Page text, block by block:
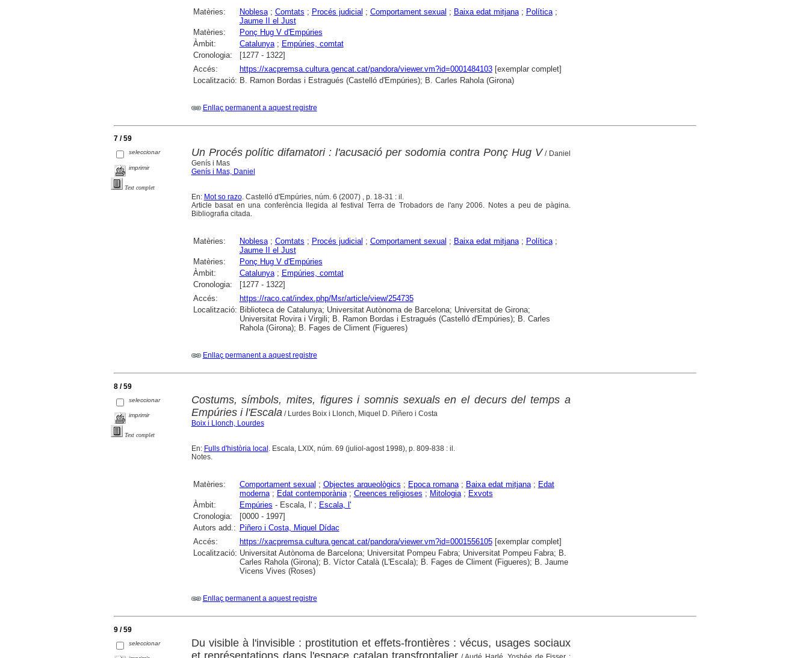
Matèries: Noblesa; Comtats ; Procés judicial ; Comportament sexual ; Baixa edat mitjana; Política;
Jaume II el Just
Matèries:
Ponç Hug V d'Empúries
Àmbit:
Catalunya; Empúries, comtat
Cronologia:
[1277 - 1322]
Accés:
https://xacpremsa.cultura.gencat.cat/pandora/viewer.vm?id=0001484103[exemplar complet]
Localització: B. Ramon Bordas i Estragués (Castelló d'Empúries); B. Carles Rahola (Girona)
Enllaç permanent a aquest registre
7 / 59
seleccionar
imprimir
Text complet
Un Procés polític difamatori : l'acusació per sodomia contra Ponç Hug V/ Daniel
Genís i Mas
Genís i Mas, Daniel
En: Mot so razo. Castelló d'Empúries, núm. 6 (2007) , p. 18-31 : il.
Article basat en una conferència llegida al festival Terra de Trobadors de l'any 2006. Notes a peu de pàgina.
Bibliografia citada.
Matèries: Noblesa; Comtats ; Procés judicial ; Comportament sexual ; Baixa edat mitjana; Política;
Jaume II el Just
Matèries:
Ponç Hug V d'Empúries
Àmbit:
Catalunya; Empúries, comtat
Cronologia:
[1277 - 1322]
Accés:
https://raco.cat/index.php/Msr/article/view/254735
Localització: Biblioteca de Catalunya; Universitat Autònoma de Barcelona; Universitat de Girona;
Universitat Rovira i Virgili; B. Ramon Bordas i Estragués (Castelló d'Empúries); B. Carles
Rahola (Girona); B. Fages de Climent (Figueres)
Enllaç permanent a aquest registre
8 / 59
seleccionar
imprimir
Text complet
Costums, símbols, mites, figures i somnis sexuals en el decurs del temps a
Empúries i l'Escala / Lurdes Boix i Llonch, Miquel D. Piñero i Costa
Boix i Llonch, Lourdes
En: Fulls d'història local . Escala, LXIX, núm. 69 (juliol-agost 1998), p. 809-838 : il.
Notes.
Matèries: Comportament sexual ; Objectes arqueològics ; Epoca romana; Baixa edat mitjana; Edat
moderna; Edat contemporània; Creences religioses ; Mitologia; Exvots
Àmbit:
Empúries - Escala, l' ; Escala, l'
Cronologia:
[0000 - 1997]
Autors add.: Piñero i Costa, Miquel Dídac
Accés:
https://xacpremsa.cultura.gencat.cat/pandora/viewer.vm?id=0001556105[exemplar complet]
Localització: Universitat Autònoma de Barcelona; Universitat Pompeu Fabra; Universitat Pompeu Fabra; B.
Carles Rahola (Girona); B. Víctor Català (L'Escala); B. Fages de Climent (Figueres); B. Jaume
Vicens Vives (Roses)
Enllaç permanent a aquest registre
9 / 59
seleccionar
Du visible à l'invisible : prostitution et effets-frontières : vécus, usages sociaux
et représentations dans l'espace catalan transfrontalier